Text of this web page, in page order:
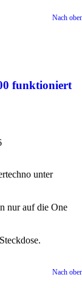
Nach
funktioniert
unter
nur auf die One
Nach